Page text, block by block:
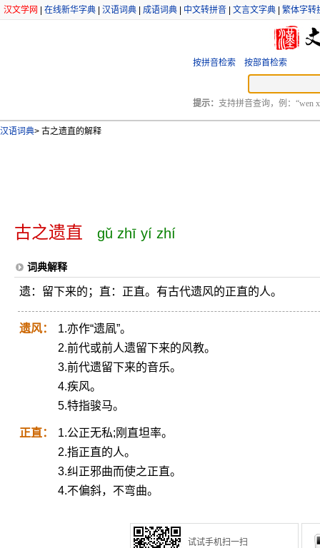
汉文学网 在线新华字典 汉语词典 成语词典 中文转拼音 文言文字典 繁体字转
按拼音检索 按部首检索
提示： 支持拼音查询，例：“wen
汉语词典> 古之遗直的解释
古之遗直 gǔ zhī yí zhí
词典解释
遗：留下来的；直：正直。有古代遗风的正直的人。
遗风：
1.亦作“遗凮”。
2.前代或前人遗留下来的风教。
3.前代遗留下来的音乐。
4.疾风。
5.特指骏马。
正直：
1.公正无私;刚直坦率。
2.指正直的人。
3.纠正邪曲而使之正直。
4.不偏斜，不弯曲。
试试手机扫一扫